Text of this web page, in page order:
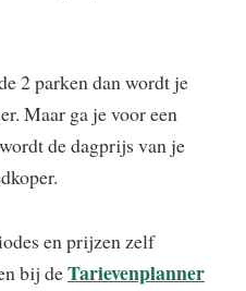
2 parken dan wordt je
Maar ga je voor een
de dagprijs van je
en prijzen zelf
bij deTarievenplanner